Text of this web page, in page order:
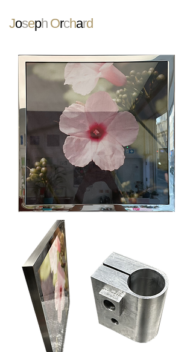
JosephOrchard